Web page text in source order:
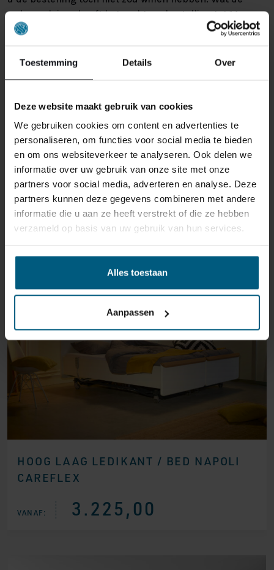
Toestemming Details Over
Deze website maakt gebruik van cookies
We gebruiken cookies om content en advertenties te
personaliseren, om functies voor social media te bieden
en om ons websiteverkeer te analyseren. Ook delen we
informatie over uw gebruik van onze site met onze
partners voor social media, adverteren en analyse. Deze
partners kunnen deze gegevens combineren met andere
informatie die u aan ze heeft verstrekt of die ze hebben
verzameld op basis van uw gebruik van hun services.
Alles toestaan
Aanpassen
reden ook is, u heeft het recht uw bestelling tot14
dagen na ontvangst zonder opgave van reden te
ervoor dat deze bij het retour sturen goed verpakt is.
waardevermindering van het product aan u
GERELATEERDE PRODUCTEN
HOOG LAAG LEDIKANT / BED NAPOLI
CAREFLEX
VANAF: 3.225,00